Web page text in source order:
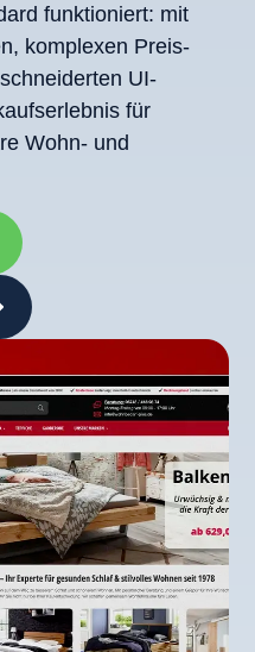
funktioniert: mit
komplexen Preis-
UI-
für
Wohn- und